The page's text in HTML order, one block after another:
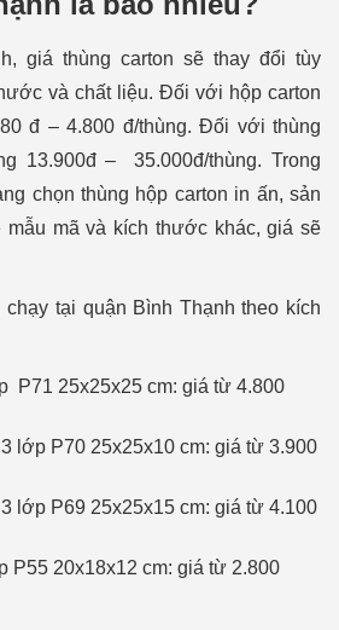
giá thùng carton sẽ thay đổi tùy
và chất liệu. Đối với hộp carton
đ – 4.800 đ/thùng. Đối với thùng
13.900đ – 35.000đ/thùng. Trong
chọn thùng hộp carton in ấn, sản
mẫu mã và kích thước khác, giá sẽ
chạy tại quận Bình Thạnh theo kích
P71 25x25x25 cm: giá từ 4.800
lớp P70 25x25x10 cm: giá từ 3.900
lớp P69 25x25x15 cm: giá từ 4.100
P55 20x18x12 cm: giá từ 2.800